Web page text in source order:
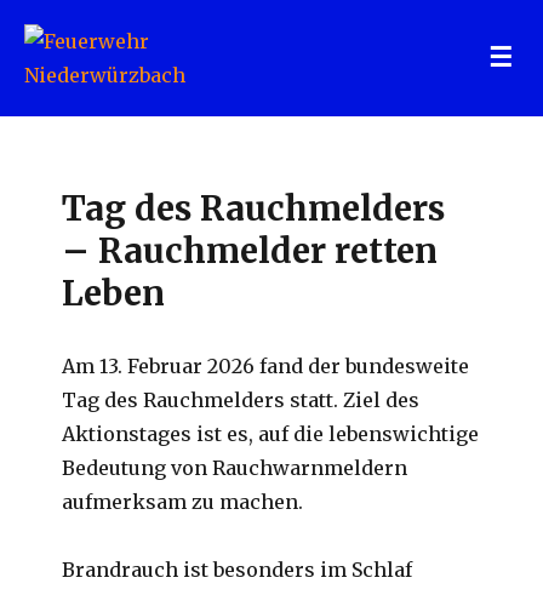
Feuerwehr Niederwürzbach
Tag des Rauchmelders
– Rauchmelder retten
Leben
Am 13. Februar 2026 fand der bundesweite
Tag des Rauchmelders statt. Ziel des
Aktionstages ist es, auf die lebenswichtige
Bedeutung von Rauchwarnmeldern
aufmerksam zu machen.
Brandrauch ist besonders im Schlaf